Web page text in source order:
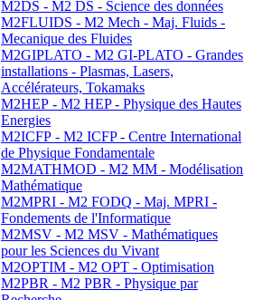
M2DS - M2 DS - Science des données
M2FLUIDS - M2 Mech - Maj. Fluids -
Mecanique des Fluides
M2GIPLATO - M2 GI-PLATO - Grandes
installations - Plasmas, Lasers,
Accélérateurs, Tokamaks
M2HEP - M2 HEP - Physique des Hautes
Energies
M2ICFP - M2 ICFP - Centre International
de Physique Fondamentale
M2MATHMOD - M2 MM - Modélisation
Mathématique
M2MPRI - M2 FODQ - Maj. MPRI -
Fondements de l'Informatique
M2MSV - M2 MSV - Mathématiques
pour les Sciences du Vivant
M2OPTIM - M2 OPT - Optimisation
M2PBR - M2 PBR - Physique par